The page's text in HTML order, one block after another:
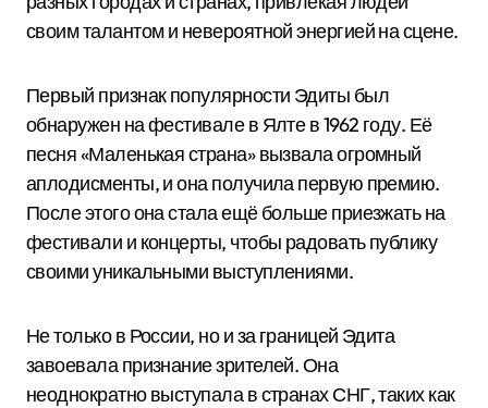
своим талантом и невероятной энергией на сцене.
Первый признак популярности Эдиты был
обнаружен на фестивале в Ялте в 1962 году. Её
песня «Маленькая страна» вызвала огромный
аплодисменты, и она получила первую премию.
После этого она стала ещё больше приезжать на
фестивали и концерты, чтобы радовать публику
своими уникальными выступлениями.
Не только в России, но и за границей Эдита
завоевала признание зрителей. Она
неоднократно выступала в странах СНГ, таких как